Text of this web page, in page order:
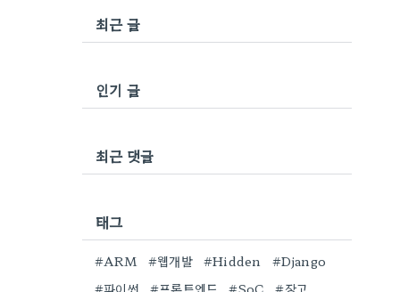
최근 글
인기 글
최근 댓글
태그
#ARM #웹개발 #Hidden
#Django
#파이썬
#프론트엔드 #SoC #장고